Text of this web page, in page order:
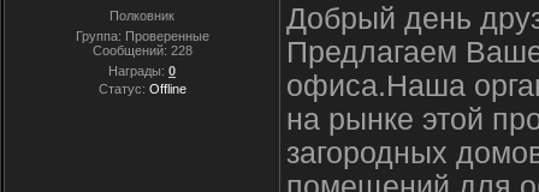
Полковник
Группа: Проверенные
Сообщений: 228
Награды: 0
Статус: Offline
Добрый день
Предлагаем
офиса.Наша
на рынке этой
загородных